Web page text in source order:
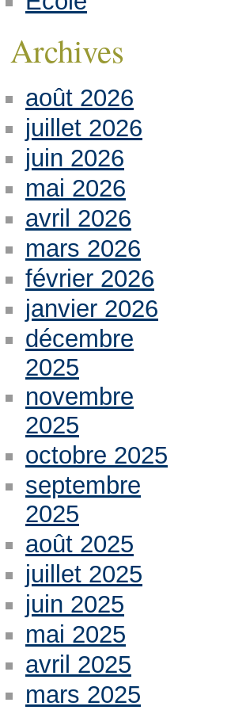
Archives
août 2026
juillet 2026
juin 2026
mai 2026
avril 2026
mars 2026
février 2026
janvier 2026
décembre
2025
novembre
2025
octobre 2025
septembre
2025
août 2025
juillet 2025
juin 2025
mai 2025
avril 2025
mars 2025